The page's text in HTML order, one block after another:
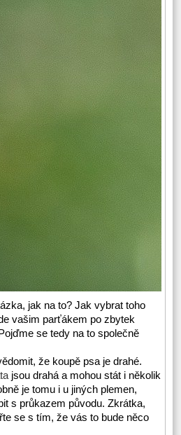
jak na to? Jak vybrat toho
vašim parťákem po zbytek
se tedy na to společně
že koupě psa je drahé.
jsou drahá a mohou stát i několik
je tomu i u jiných plemen,
s průkazem původu. Zkrátka,
se s tím, že vás to bude něco